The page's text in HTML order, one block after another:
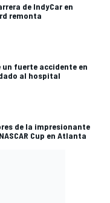
de IndyCar en
remonta
un fuerte accidente en
al hospital
de la impresionante
Cup en Atlanta